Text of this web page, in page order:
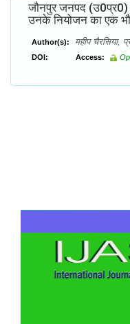
जौनपुर जनपद (उ0प्र0)
उनके नियोजन का एक
Author(s): महीप चैरसिया,
DOI: Access: